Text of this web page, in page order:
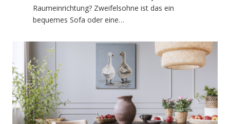
Raumeinrichtung? Zweifelsohne ist das ein
bequemes Sofa oder eine…